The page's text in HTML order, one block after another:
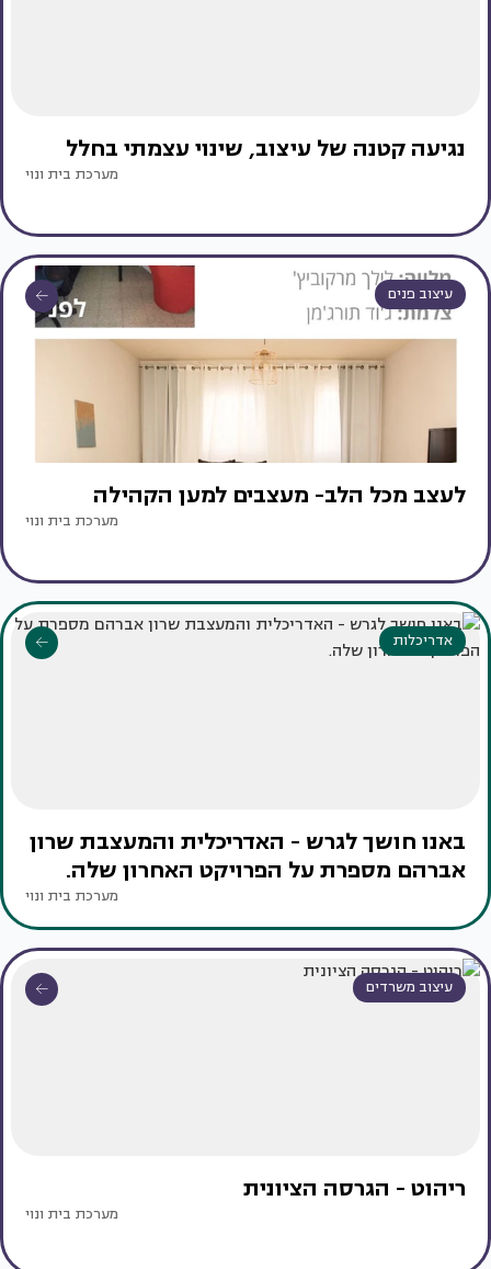
נגיעה קטנה של עיצוב, שינוי עצמתי בחלל
מערכת בית ונוי
עיצוב פנים
לעצב מכל הלב- מעצבים למען הקהילה
מערכת בית ונוי
אדריכלות
באנו חושך לגרש - האדריכלית והמעצבת שרון
אברהם מספרת על הפרויקט האחרון שלה.
מערכת בית ונוי
עיצוב משרדים
ריהוט - הגרסה הציונית
מערכת בית ונוי